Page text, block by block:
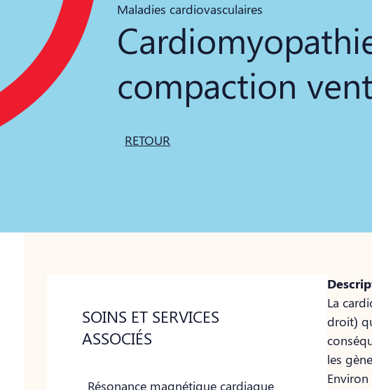
Maladies cardiovasculaires
compaction
RETOUR
SOINS ET SERVICES
ASSOCIÉS
Résonance magnétique cardiaque
La
droit)
les